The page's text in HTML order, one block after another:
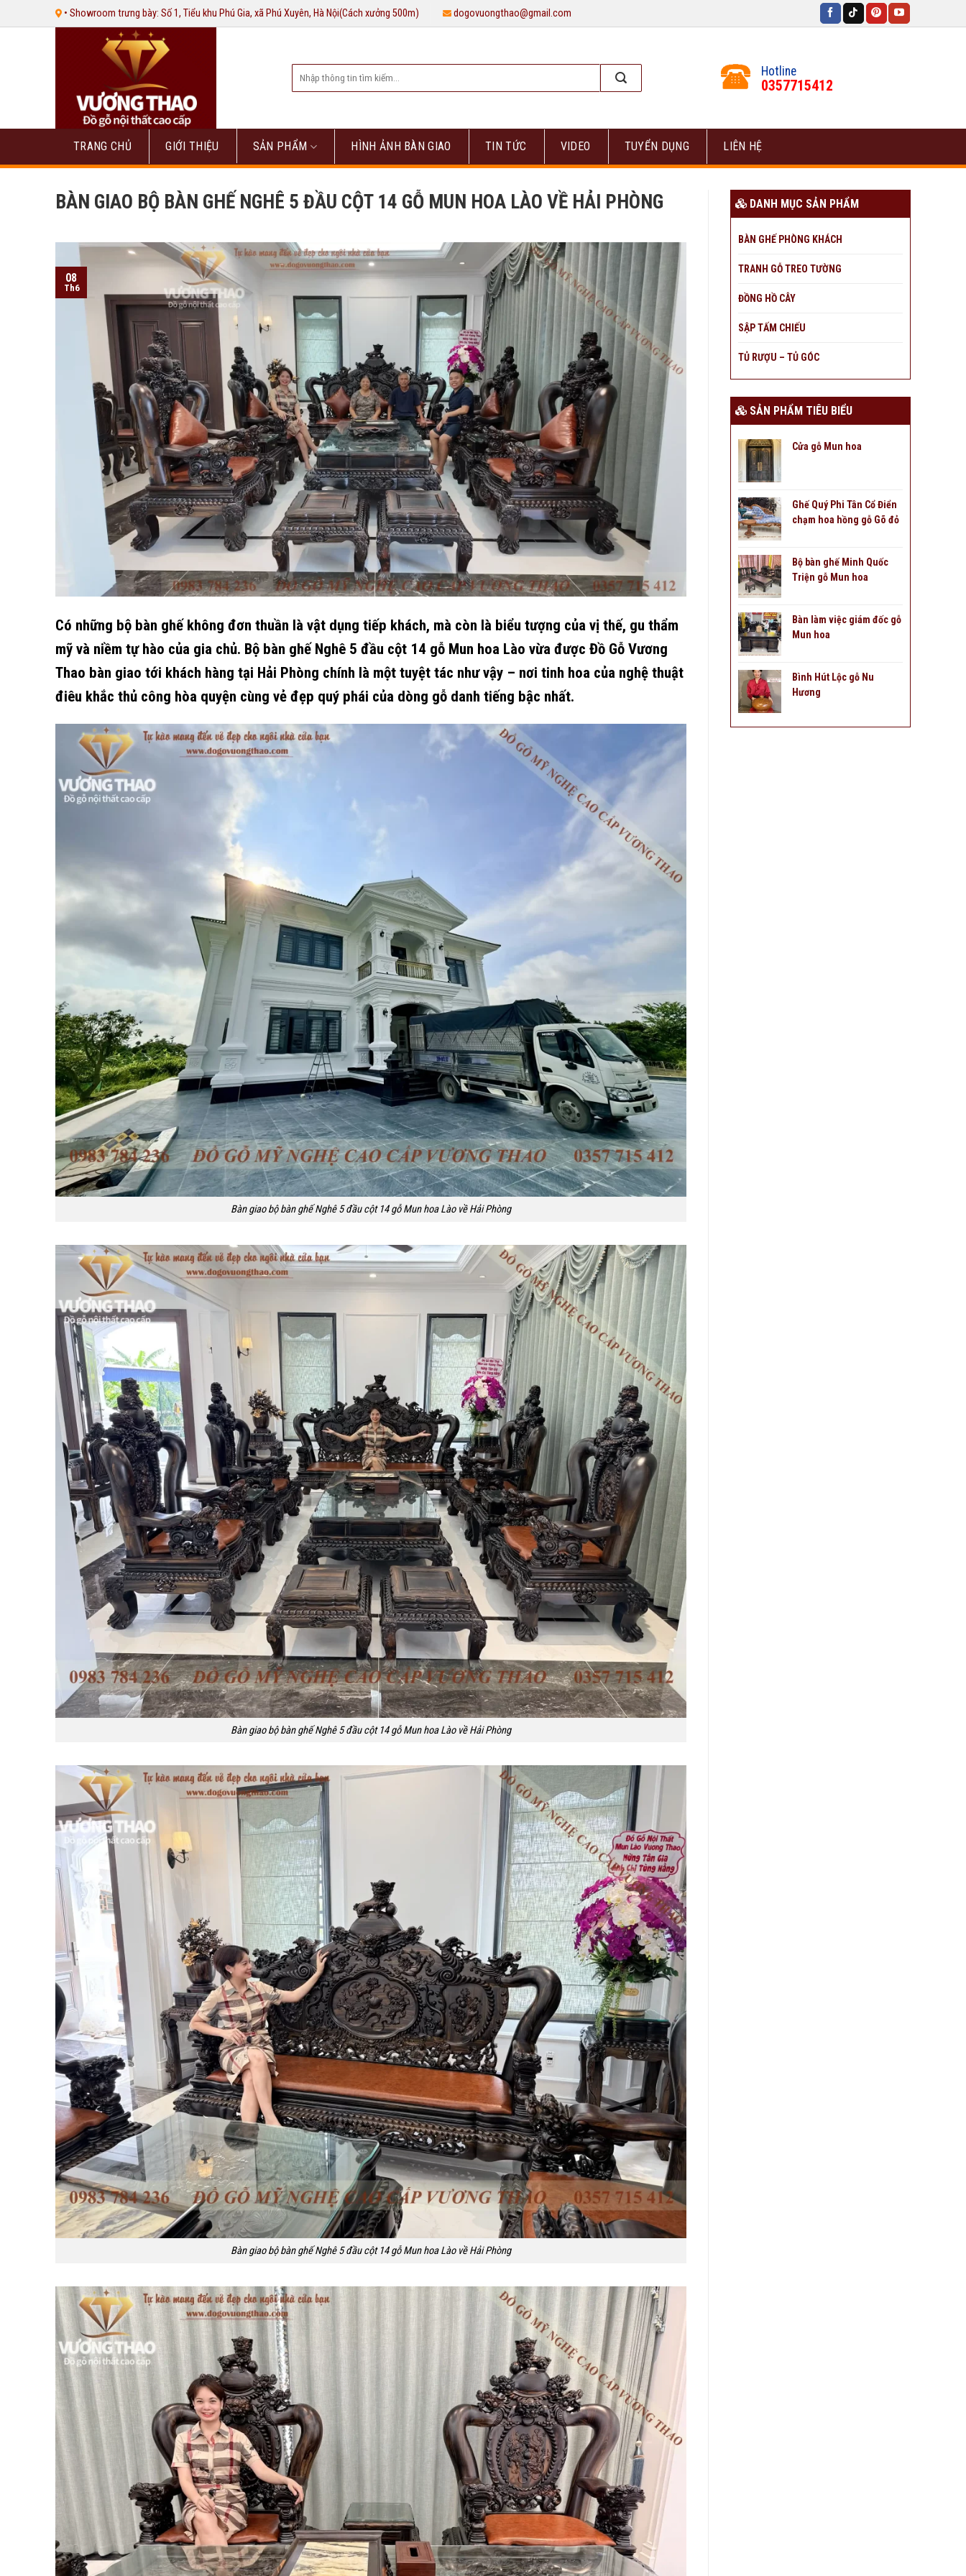
qua
• Showroom trưng bày: Số 1, Tiểu khu Phú Gia, xã Phú Xuyên, Hà Nội(Cách xưởng 500m) dogovuongthao@gmail.com
kiếm:
Hotline
0357715412
TRANG CHỦ GIỚI THIỆU SẢN PHẨM HÌNH ẢNH BÀN GIAO TIN TỨC VIDEO TUYỂN DỤNG LIÊN HỆ
BÀN GIAO BỘ BÀN GHẾ NGHÊ 5 ĐẦU CỘT 14 GỖ MUN HOA LÀO VỀ HẢI PHÒNG
08
Th6
Có những bộ bàn ghế không đơn thuần là vật dụng tiếp khách, mà còn là biểu tượng của vị thế, gu thẩm
mỹ và niềm tự hào của gia chủ. Bộ bàn ghế Nghê 5 đầu cột 14 gỗ Mun hoa Lào vừa được Đồ Gỗ Vương
Thao bàn giao tới khách hàng tại Hải Phòng chính là một tuyệt tác như vậy – nơi tinh hoa của nghệ thuật
điêu khắc thủ công hòa quyện cùng vẻ đẹp quý phái của dòng gỗ danh tiếng bậc nhất.
Bàn giao bộ bàn ghế Nghê 5 đầu cột 14 gỗ Mun hoa Lào về Hải Phòng
Bàn giao bộ bàn ghế Nghê 5 đầu cột 14 gỗ Mun hoa Lào về Hải Phòng
Bàn giao bộ bàn ghế Nghê 5 đầu cột 14 gỗ Mun hoa Lào về Hải Phòng
DANH MỤC SẢN PHẨM
BÀN GHẾ PHÒNG KHÁCH
TRANH GỖ TREO TƯỜNG
ĐỒNG HỒ CÂY
SẬP TẤM CHIẾU
TỦ RƯỢU – TỦ GÓC
SẢN PHẨM TIÊU BIỂU
Cửa gỗ Mun hoa
Ghế Quý Phi Tân Cổ Điển
chạm hoa hồng gỗ Gõ đỏ
Bộ bàn ghế Minh Quốc
Triện gỗ Mun hoa
Bàn làm việc giám đốc gỗ
Mun hoa
Bình Hút Lộc gỗ Nu
Hương